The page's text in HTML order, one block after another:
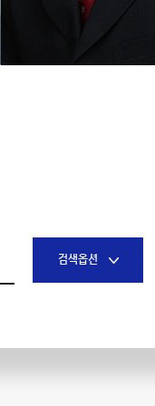
검색옵션